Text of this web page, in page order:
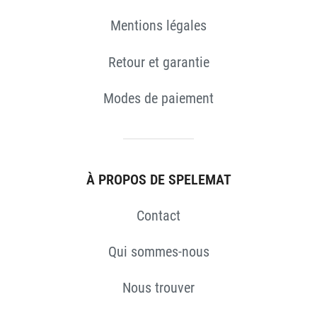
Mentions légales
Retour et garantie
Modes de paiement
À PROPOS DE SPELEMAT
Contact
Qui sommes-nous
Nous trouver